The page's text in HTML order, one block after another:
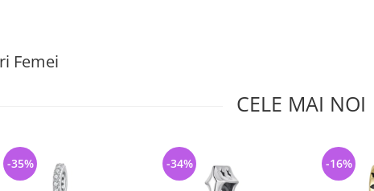
Femei
CELE MAI NOI
-35% -34% -16%